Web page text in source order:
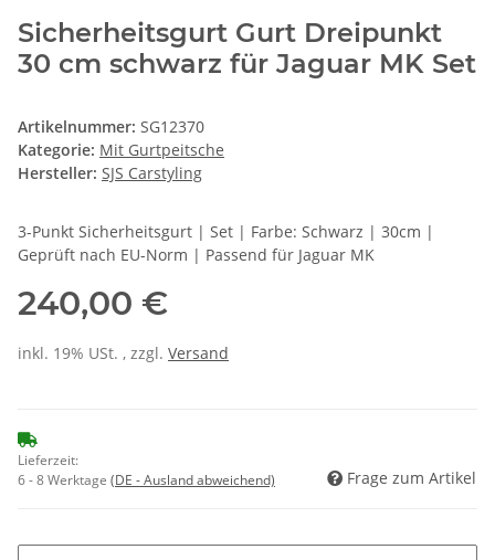
Sicherheitsgurt Gurt Dreipunkt
30 cm schwarz für Jaguar MK Set
Artikelnummer: SG12370
Kategorie: Mit Gurtpeitsche
Hersteller: SJS Carstyling
3-Punkt Sicherheitsgurt | Set | Farbe: Schwarz | 30cm |
Geprüft nach EU-Norm | Passend für Jaguar MK
240,00 €
inkl. 19% USt. , zzgl. Versand
Lieferzeit:
6 - 8 Werktage (DE - Ausland abweichend) Frage zum Artikel